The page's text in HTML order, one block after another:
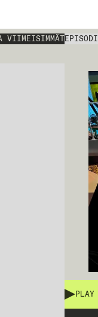
VIIMEISIMMÄTEPISODI
PLAY